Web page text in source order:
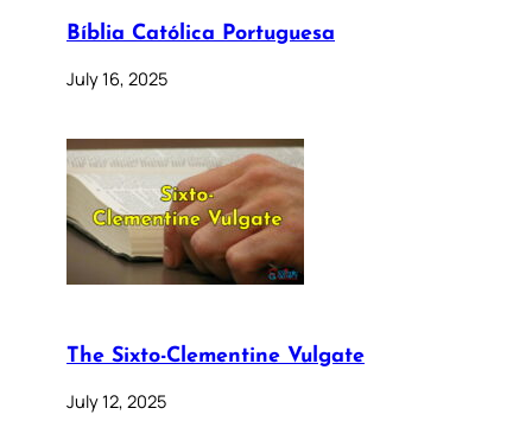
Bíblia Católica Portuguesa
July 16, 2025
The Sixto-Clementine Vulgate
July 12, 2025